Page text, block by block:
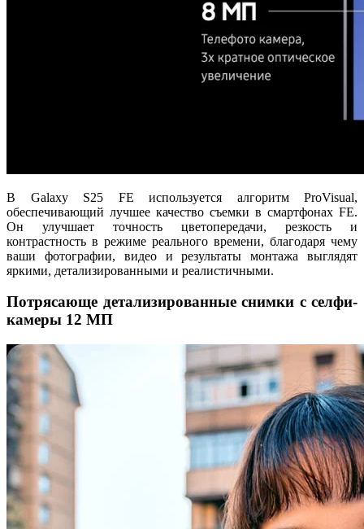
В Galaxy S25 FE используется алгоритм ProVisual,
обеспечивающий лучшее качество съемки в смартфонах FE.
Он улучшает точность цветопередачи, резкость и
контрастность в режиме реального времени, благодаря чему
ваши фотографии, видео и результаты монтажа выглядят
яркими, детализированными и реалистичными.
Потрясающе детализированные снимки с селфи-
камеры 12 МП